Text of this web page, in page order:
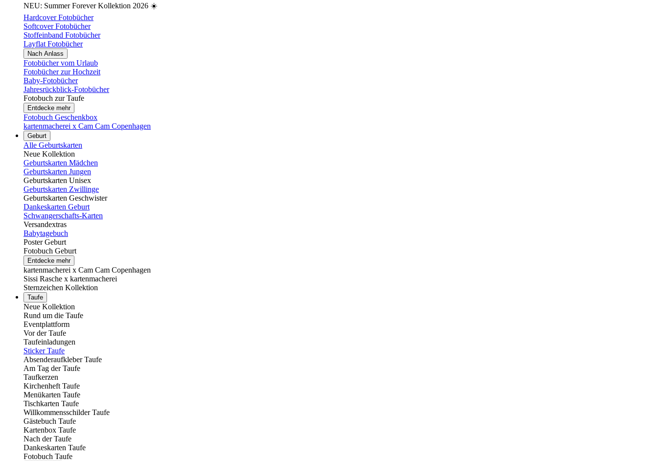
NEU: Summer Forever Kollektion 2026 ☀️
Hardcover Fotobücher
Softcover Fotobücher
Stoffeinband Fotobücher
Layflat Fotobücher
Nach Anlass
Fotobücher vom Urlaub
Fotobücher zur Hochzeit
Baby-Fotobücher
Jahresrückblick-Fotobücher
Fotobuch zur Taufe
Entdecke mehr
Fotobuch Geschenkbox
kartenmacherei x Cam Cam Copenhagen
Geburt
Alle Geburtskarten
Neue Kollektion
Geburtskarten Mädchen
Geburtskarten Jungen
Geburtskarten Unisex
Geburtskarten Zwillinge
Geburtskarten Geschwister
Dankeskarten Geburt
Schwangerschafts-Karten
Versandextras
Babytagebuch
Poster Geburt
Fotobuch Geburt
Entdecke mehr
kartenmacherei x Cam Cam Copenhagen
Sissi Rasche x kartenmacherei
Sternzeichen Kollektion
Taufe
Neue Kollektion
Rund um die Taufe
Eventplattform
Vor der Taufe
Taufeinladungen
Sticker Taufe
Absenderaufkleber Taufe
Am Tag der Taufe
Taufkerzen
Kirchenheft Taufe
Menükarten Taufe
Tischkarten Taufe
Willkommensschilder Taufe
Gästebuch Taufe
Kartenbox Taufe
Nach der Taufe
Dankeskarten Taufe
Fotobuch Taufe